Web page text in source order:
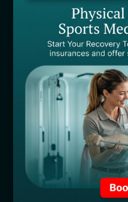
Safeco Insurance
SAMBA
Sedgwick CMS
Selective Insurance
SISCO
Starmark
Teamsters Local 639